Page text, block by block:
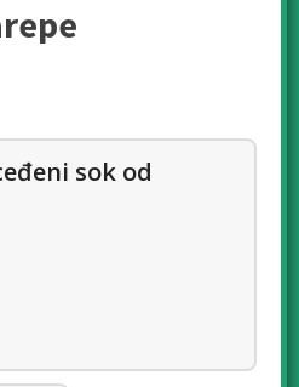
sok od